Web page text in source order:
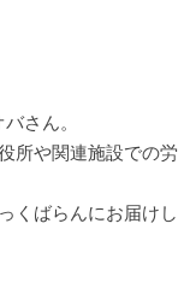
さん。
所や関連施設での労
くばらんにお届けし